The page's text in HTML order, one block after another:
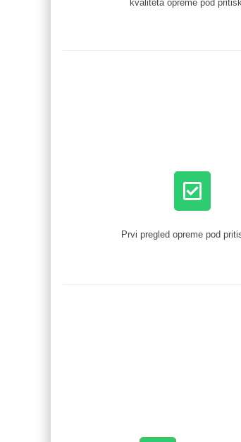
kvaliteta opreme pod
Prvi pregled opreme pod